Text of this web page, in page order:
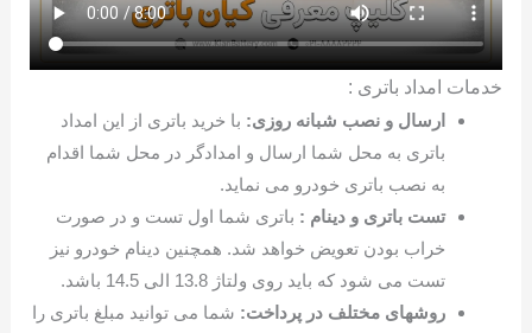
خدمات امداد باتری :
ارسال و نصب شبانه روزی: با خرید باتری از این امداد
باتری به محل شما ارسال و امدادگر در محل شما اقدام
به نصب باتری خودرو می نماید.
تست باتری و دینام : باتری شما اول تست و در صورت
خراب بودن تعویض خواهد شد. همچنین دینام خودرو نیز
تست می شود که باید روی ولتاژ 13.8 الی 14.5 باشد.
روشهای مختلف در پرداخت: شما می توانید مبلغ باتری را